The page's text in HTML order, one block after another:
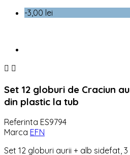
-3,00 lei
 
Set 12 globuri de Craciun
din plastic la tub
Referinta ES9794
Marca EFN
Set 12 globuri aurii + alb sidefat,